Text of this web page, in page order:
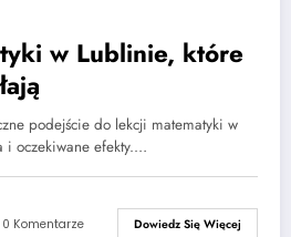
w Lublinie, które
podejście do lekcji matematyki w
oczekiwane efekty.…
0 Komentarze Dowiedz Się Więcej